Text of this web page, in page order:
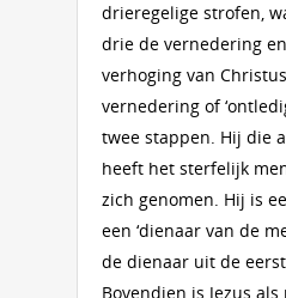
drieregelige strofen,
drie de vernedering
verhoging van
vernedering of
twee stappen. Hij die
heeft het sterfelijk
zich genomen. Hij is
een ‘dienaar van de
de dienaar uit de
Bovendien is Jezus